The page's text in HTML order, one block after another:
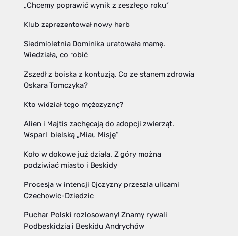
„Chcemy poprawić wynik z zeszłego roku”
Klub zaprezentował nowy herb
Siedmioletnia Dominika uratowała mamę.
Wiedziała, co robić
Zszedł z boiska z kontuzją. Co ze stanem zdrowia
Oskara Tomczyka?
Kto widział tego mężczyznę?
Alien i Majtis zachęcają do adopcji zwierząt.
Wsparli bielską „Miau Misję”
Koło widokowe już działa. Z góry można
podziwiać miasto i Beskidy
Procesja w intencji Ojczyzny przeszła ulicami
Czechowic-Dziedzic
Puchar Polski rozlosowany! Znamy rywali
Podbeskidzia i Beskidu Andrychów